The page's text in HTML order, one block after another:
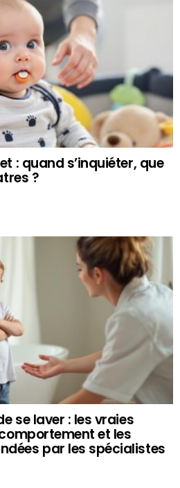
: quand s’inquiéter, que
?
se laver : les vraies
et les
par les spécialistes